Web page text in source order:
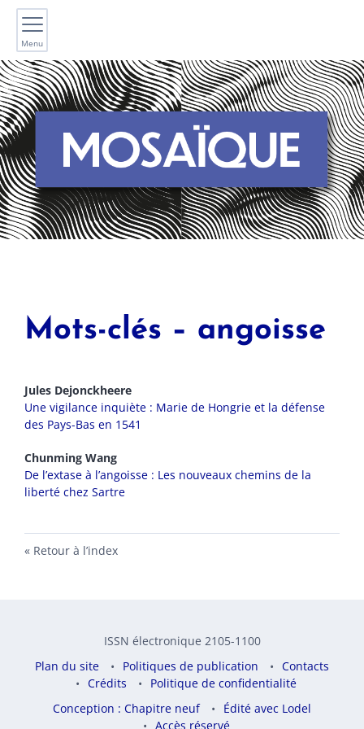
Menu
Mots-clés – angoisse
Jules Dejonckheere
Une vigilance inquiète : Marie de Hongrie et la défense
des Pays-Bas en 1541
Chunming Wang
De l’extase à l’angoisse : Les nouveaux chemins de la
liberté chez Sartre
Retour à l’index
ISSN électronique 2105-1100
Plan du site
Politiques de publication
Contacts
Crédits
Politique de confidentialité
Conception : Chapitre neuf
Édité avec Lodel
Accès réservé